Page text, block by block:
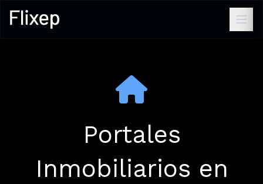
Portales
Inmobiliarios en